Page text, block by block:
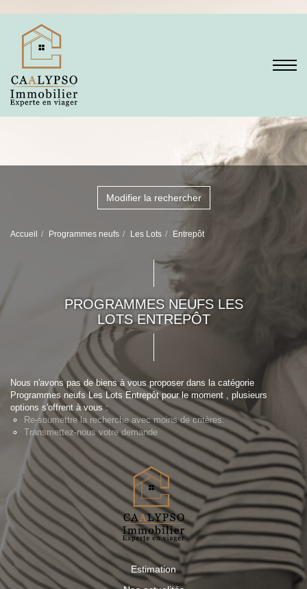
Modifier la rechercher
Accueil Programmes neufs Les Lots Entrepôt
PROGRAMMES NEUFS LES
LOTS ENTREPÔT
Nous n'avons pas de biens à vous proposer dans la catégorie
Programmes neufs Les Lots Entrepôt pour le moment , plusieurs
options s'offrent à vous :
Re-soumettre la recherche avec moins de critères.
Transmettez-nous votre demande
Estimation